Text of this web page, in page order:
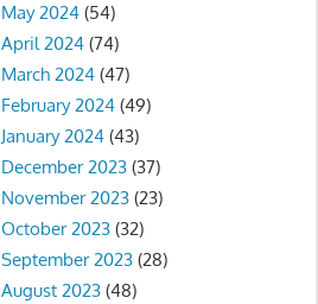
May 2024 (54)
April 2024 (74)
March 2024 (47)
February 2024 (49)
January 2024 (43)
December 2023 (37)
November 2023 (23)
October 2023 (32)
September 2023 (28)
August 2023 (48)